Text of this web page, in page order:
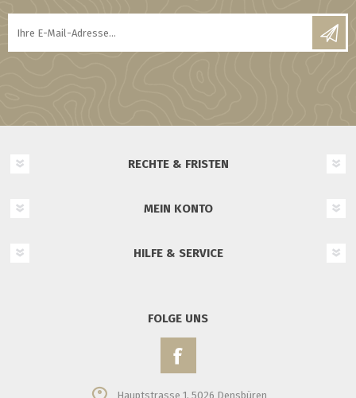
RECHTE & FRISTEN
MEIN KONTO
HILFE & SERVICE
FOLGE UNS
Hauptstrasse 1, 5026 Densbüren